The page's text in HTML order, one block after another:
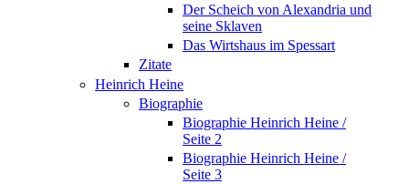
Der Scheich von Alexandria und
seine Sklaven
Das Wirtshaus im Spessart
Zitate
Heinrich Heine
Biographie
Biographie Heinrich Heine /
Seite 2
Biographie Heinrich Heine /
Seite 3